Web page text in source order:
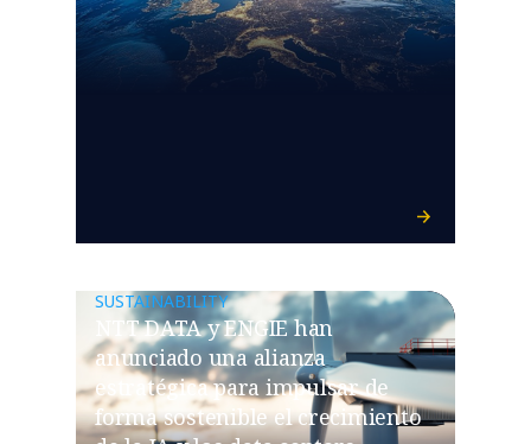
SUSTAINABILITY
NTT DATA y ENGIE han
anunciado una alianza
estratégica para impulsar de
forma sostenible el crecimiento